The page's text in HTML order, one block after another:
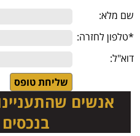
שם מלא:
*טלפון לחזרה:
דוא"ל:
אנשים